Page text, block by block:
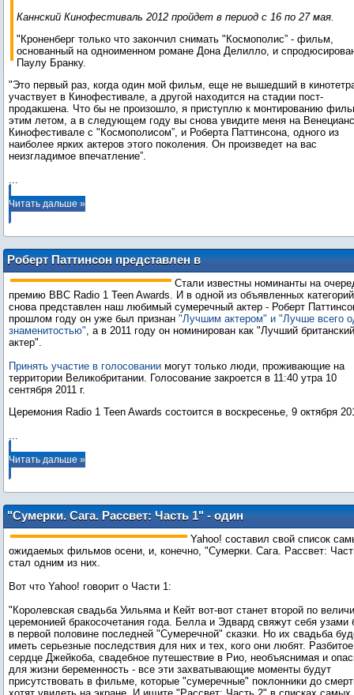
Каннский Кинофестиваль 2012 пройдет в период с 16 по 27 мая.
"Кроненберг только что закончил снимать "Космополис” - фильм,
основанный на одноименном романе Дона Делилло, и
Паулу Бранку.
"Это первый раз, когда один мой фильм, еще не вышедший в
участвует в Кинофестивале, а другой находится на стадии пост-
продакшена. Что бы не произошло, я приступлю к монтированию
этим летом, а в следующем году вы снова увидите меня на
Кинофестивале с "Космополисом”, и Роберта Паттинсона, одного из
наиболее ярких актеров этого поколения. Он произведет на вас
...
Читать дальше »
Роберт Паттинсон представлен в
категории "Лучший британский актер"
на премии BBC Radio 1 Teen AwardsСтали известны номинанты на
премию BBC Radio 1 Teen Awards. И в одной из объявленных категорий
снова представлен наш любимый сумеречный актер - Роберт
прошлом году он уже был признан "Лучшим актером" и "Лучше всего
знаменитостью", а в 2011 году он номинирован как "Лучший британский
актер".
Принять участие в голосовании могут только люди, проживающие на
территории Великобритании. Голосование закроется в 11:40 утра 10
сентября 2011 г.
...
Читать дальше »
"Сумерки. Сага. Рассвет: Часть 1" - один
из самых ожидаемых фильмов осени
Yahoo! составил свой список
ожидаемых фильмов осени, и, конечно, "Сумерки. Сага. Рассвет:
стал одним из них.
Вот что Yahoo! говорит о Части 1:
"Королевская свадьба Уильяма и Кейт вот-вот станет второй по
церемонией бракосочетания года. Белла и Эдвард свяжут себя узами
в первой половине последней "Сумеречной" сказки. Но их свадьба
иметь серьезные последствия для них и тех, кого они любят. Разбитое
сердце Джейкоба, свадебное путешествие в Рио, необъяснимая и
для жизни беременность - все эти захватывающие моменты будут
присутствовать в фильме, которые "сумеречные" поклонники до